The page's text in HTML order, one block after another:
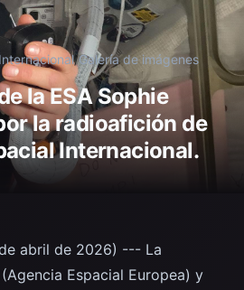
/Galería de imágenes
la ESA Sophie
la radioafición de
Internacional.
abril de 2026) --- La
Espacial Europea) y